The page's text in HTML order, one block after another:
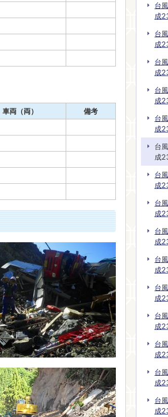
車両（両）
備考
台
成
台
成
台
成
台
成
台
成
台
成
台
成
台
成
台
成
台
成
台
成
台
成
台
成
台
成
台
成